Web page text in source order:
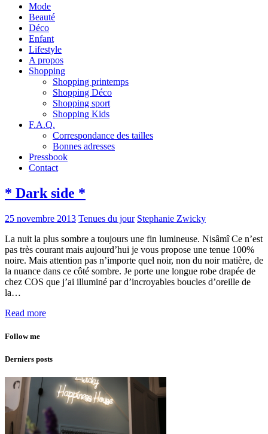
Mode
Beauté
Déco
Enfant
Lifestyle
A propos
Shopping
Shopping printemps
Shopping Déco
Shopping sport
Shopping Kids
F.A.Q.
Correspondance des tailles
Bonnes adresses
Pressbook
Contact
* Dark side *
25 novembre 2013 Tenues du jour Stephanie Zwicky
La nuit la plus sombre a toujours une fin lumineuse. Nisâmî Ce n’est
pas très courant mais aujourd’hui je vous propose une tenue 100%
noire. Mais attention pas n’importe quel noir, non du noir matière, de
la nuance dans ce côté sombre. Je porte une longue robe drapée de
chez COS que j’ai illuminé par d’incroyables boucles d’oreille de
la…
Read more
Follow me
Derniers posts